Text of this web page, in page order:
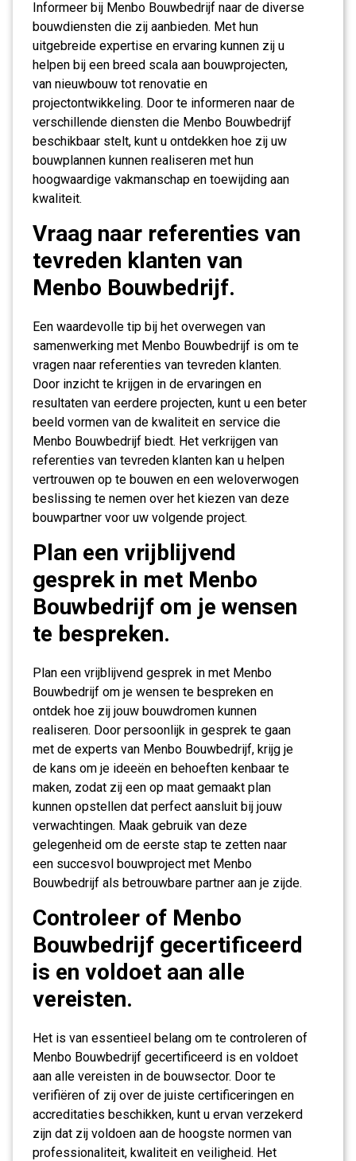
Informeer bij Menbo Bouwbedrijf naar de diverse
bouwdiensten die zij aanbieden. Met hun
uitgebreide expertise en ervaring kunnen zij u
helpen bij een breed scala aan bouwprojecten,
van nieuwbouw tot renovatie en
projectontwikkeling. Door te informeren naar de
verschillende diensten die Menbo Bouwbedrijf
beschikbaar stelt, kunt u ontdekken hoe zij uw
bouwplannen kunnen realiseren met hun
hoogwaardige vakmanschap en toewijding aan
kwaliteit.
Vraag naar referenties van
tevreden klanten van
Menbo Bouwbedrijf.
Een waardevolle tip bij het overwegen van
samenwerking met Menbo Bouwbedrijf is om te
vragen naar referenties van tevreden klanten.
Door inzicht te krijgen in de ervaringen en
resultaten van eerdere projecten, kunt u een beter
beeld vormen van de kwaliteit en service die
Menbo Bouwbedrijf biedt. Het verkrijgen van
referenties van tevreden klanten kan u helpen
vertrouwen op te bouwen en een weloverwogen
beslissing te nemen over het kiezen van deze
bouwpartner voor uw volgende project.
Plan een vrijblijvend
gesprek in met Menbo
Bouwbedrijf om je wensen
te bespreken.
Plan een vrijblijvend gesprek in met Menbo
Bouwbedrijf om je wensen te bespreken en
ontdek hoe zij jouw bouwdromen kunnen
realiseren. Door persoonlijk in gesprek te gaan
met de experts van Menbo Bouwbedrijf, krijg je
de kans om je ideeën en behoeften kenbaar te
maken, zodat zij een op maat gemaakt plan
kunnen opstellen dat perfect aansluit bij jouw
verwachtingen. Maak gebruik van deze
gelegenheid om de eerste stap te zetten naar
een succesvol bouwproject met Menbo
Bouwbedrijf als betrouwbare partner aan je zijde.
Controleer of Menbo
Bouwbedrijf gecertificeerd
is en voldoet aan alle
vereisten.
Het is van essentieel belang om te controleren of
Menbo Bouwbedrijf gecertificeerd is en voldoet
aan alle vereisten in de bouwsector. Door te
verifiëren of zij over de juiste certificeringen en
accreditaties beschikken, kunt u ervan verzekerd
zijn dat zij voldoen aan de hoogste normen van
professionaliteit, kwaliteit en veiligheid. Het